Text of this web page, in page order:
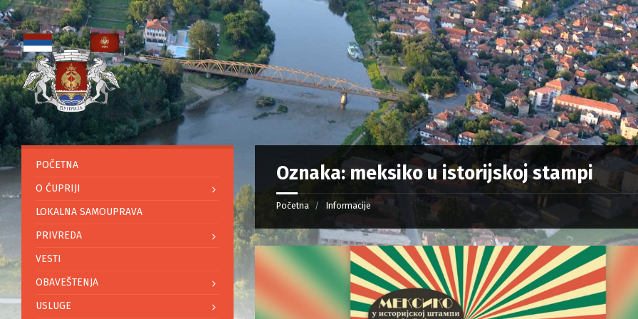
Oznaka: meksiko u istorijskoj stampi
Početna Informacije
POČETNA
O ĆUPRIJI
LOKALNA SAMOUPRAVA
PRIVREDA
VESTI
OBAVEŠTENJA
USLUGE